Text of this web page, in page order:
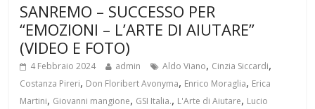
SANREMO – SUCCESSO PER
“EMOZIONI – L’ARTE DI AIUTARE”
(VIDEO E FOTO)
4 Febbraio 2024 admin Aldo Viano, Cinzia Siccardi,
Costanza Pireri, Don Floribert Avonyma, Enrico Moraglia, Erica
Martini, Giovanni mangione, GSI Italia., L'Arte di Aiutare, Lucio